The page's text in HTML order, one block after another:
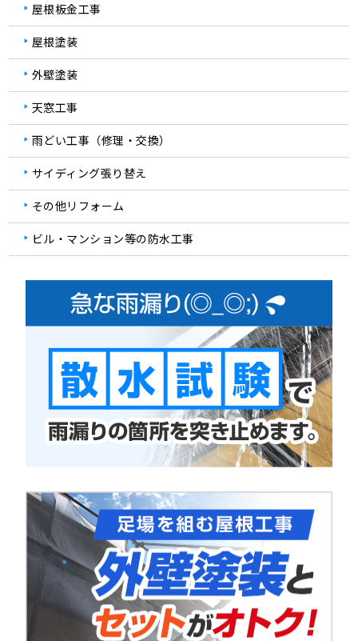
屋根板金工事
屋根塗装
外壁塗装
天窓工事
雨どい工事（修理・交換）
サイディング張り替え
その他リフォーム
ビル・マンション等の防水工事